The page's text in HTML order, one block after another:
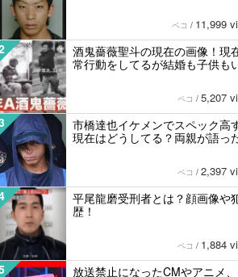
ペコ / 11,999
酒鬼薔薇聖斗の現在の画像！現
常行動をしてるが結婚も子供も
ペコ / 5,207
市橋達也イケメンでスペック高
現在はどうしてる？両親が語っ
ペコ / 2,397
平尾龍磨受刑者とは？顔画像や
歴！
ペコ / 1,884
放送禁止になったCMやアニメ